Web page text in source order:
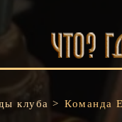
клуба > Команда